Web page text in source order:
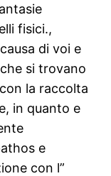
fisici.,
di voi e
si trovano
la raccolta
in quanto e
e
con l”